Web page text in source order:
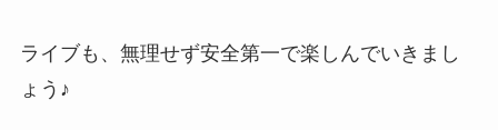
ライブも、無理せず安全第一で楽しんでいきまし
ょう♪